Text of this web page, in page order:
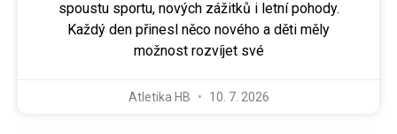
spoustu sportu, nových zážitků i letní pohody.
Každý den přinesl něco nového a děti měly
možnost rozvíjet své
Atletika HB 10. 7. 2026